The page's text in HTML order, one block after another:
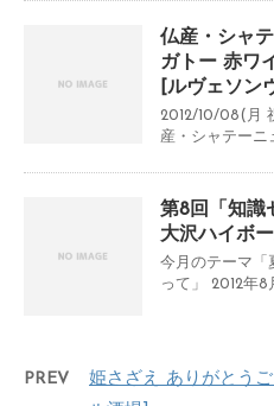
仏産・シャ
ガトー 赤ワ
[ルヴェソン
2012/10/08(月
産・シャテーニ
第8回「知識
大沢ハイボ
今月のテーマ「
って」 2012年
PREV
姫さざえ ありがとう